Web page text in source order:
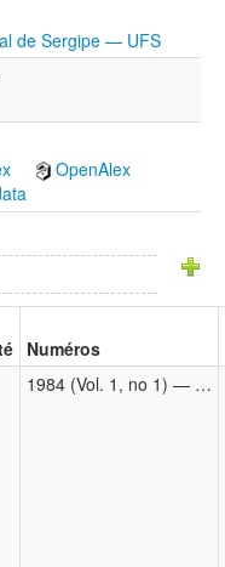
de Sergipe — UFS
OpenAlex
Numéros
1984 (Vol. 1, no 1) — …